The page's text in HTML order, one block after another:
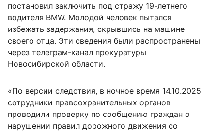
постановил заключить под стражу 19-летнего
водителя BMW. Молодой человек пытался
избежать задержания, скрывшись на машине
своего отца. Эти сведения были распространены
через телеграм-канал прокуратуры
Новосибирской области.
«По версии следствия, в ночное время 14.10.2025
сотрудники правоохранительных органов
проводили проверку по сообщению граждан о
нарушении правил дорожного движения со